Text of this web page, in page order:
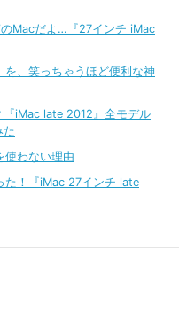
のMacだよ…『27インチ iMac
、笑っちゃうほど便利な神
iMac late 2012』全モデル
た
使わない理由
た！『iMac 27インチ late